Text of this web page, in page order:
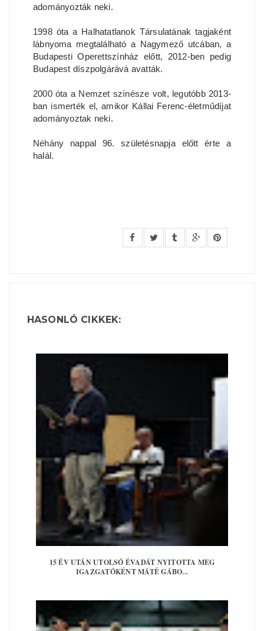
adományozták neki.
1998 óta a Halhatatlanok Társulatának tagjaként
lábnyoma megtalálható a Nagymező utcában, a
Budapesti Operettszínház előtt, 2012-ben pedig
Budapest díszpolgárává avatták.
2000 óta a Nemzet színésze volt, legutóbb 2013-
ban ismerték el, amikor Kállai Ferenc-életműdíjat
adományoztak neki.
Néhány nappal 96. születésnapja előtt érte a
halál.
HASONLÓ CIKKEK:
15 ÉV UTÁN UTOLSÓ ÉVADÁT NYITOTTA MEG
IGAZGATÓKÉNT MÁTÉ GÁBO...